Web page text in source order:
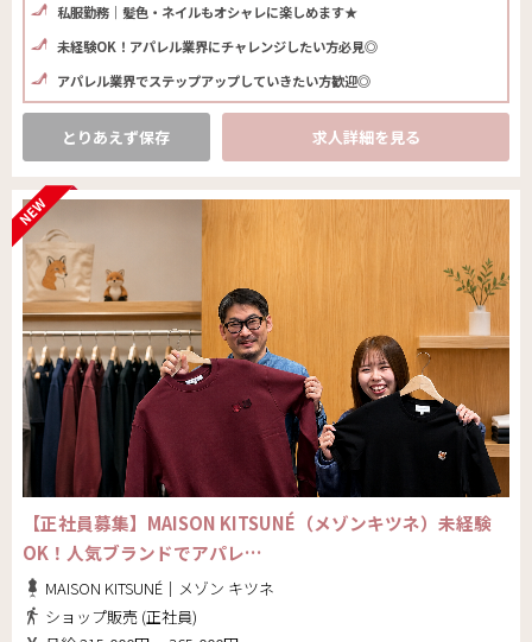
私服勤務｜髪色・ネイルもオシャレに楽しめます★
未経験OK！アパレル業界にチャレンジしたい方必見◎
アパレル業界でステップアップしていきたい方歓迎◎
とりあえず保存 求人詳細を見る
【正社員募集】MAISON KITSUNÉ（メゾンキツネ）未経験
OK！人気ブランドでアパレ…
MAISON KITSUNÉ｜メゾン キツネ
ショップ販売 (正社員)